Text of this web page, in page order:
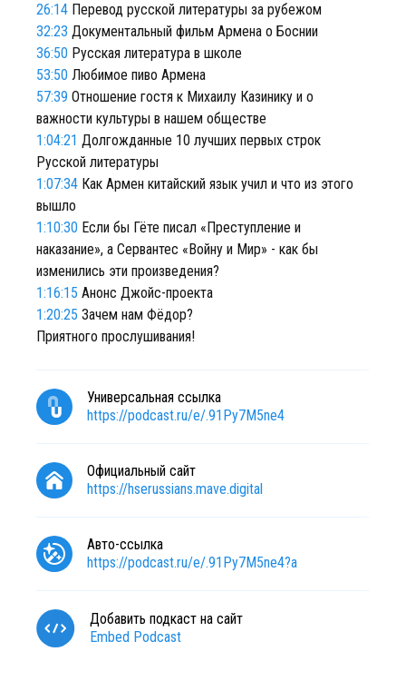
26:14 Перевод русской литературы за рубежом
32:23 Документальный фильм Армена о Боснии
36:50 Русская литература в школе
53:50 Любимое пиво Армена
57:39 Отношение гостя к Михаилу Казинику и о
важности культуры в нашем обществе
1:04:21 Долгожданные 10 лучших первых строк
Русской литературы
1:07:34 Как Армен китайский язык учил и что из этого
вышло
1:10:30 Если бы Гёте писал «Преступление и
наказание», а Сервантес «Войну и Мир» - как бы
изменились эти произведения?
1:16:15 Анонс Джойс-проекта
1:20:25 Зачем нам Фёдор?
Приятного прослушивания!
Универсальная ссылка
https://podcast.ru/e/.91Py7M5ne4
Официальный сайт
https://hserussians.mave.digital
Авто-ссылка
https://podcast.ru/e/.91Py7M5ne4?a
Добавить подкаст на сайт
Embed Podcast